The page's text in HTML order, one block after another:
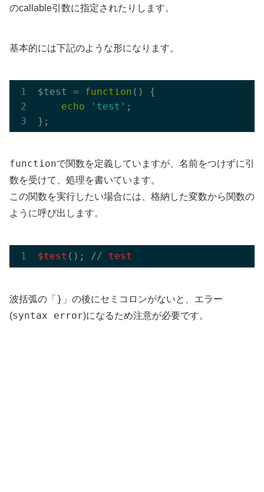
のcallable引数に指定されたりします。
基本的には下記のような形になります。
$test = function ()
{
echo
'test' ;
functionで関数を定義していますが、名前をつけずに引
数を受けて、処理を書いています。
この関数を実行したい場合には、格納した変数から関数の
ように呼び出します。
$test (); // test
波括弧の「 } 」の後にセミコロンがないと、エラー
(syntax error)になるため注意が必要です。